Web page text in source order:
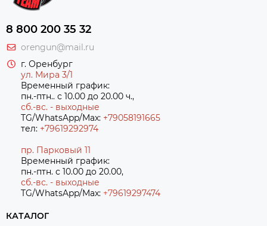
8 800 200 35 32
orengun@mail.ru
г. Оренбург
ул. Мира 3/1
Временный график:
пн.-птн.. с 10.00 до 20.00 ч.,
сб.-вс. - выходные
TG/WhatsApp/Max: +79058191665
тел: +79619292974
пр. Парковый 11
Временный график:
пн.-птн. с 10.00 до 20.00,
сб.-вс. - выходные
TG/WhatsApp/Max: +79619297474
КАТАЛОГ